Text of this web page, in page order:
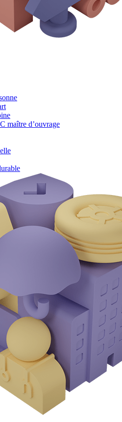
maître d’ouvrage